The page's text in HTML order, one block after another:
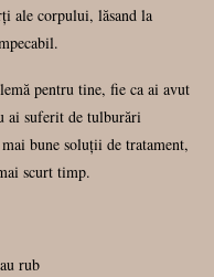
ale corpului, lăsand la
pentru tine, fie ca ai avut
ai suferit de tulburări
bune soluții de tratament,
scurt timp.
rub